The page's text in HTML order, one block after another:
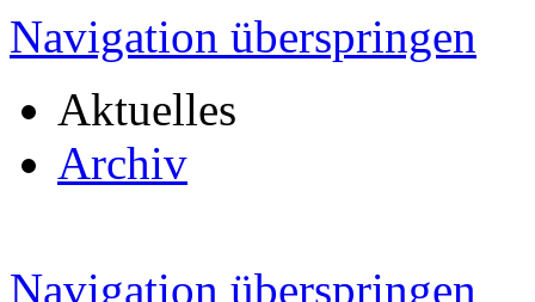
Navigation überspringen
Aktuelles
Archiv
Navigation überspringen